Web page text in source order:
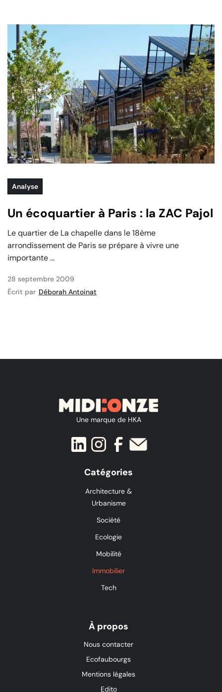
Analyse
Un écoquartier à Paris : la ZAC Pajol
Le quartier de La chapelle dans le 18ème
arrondissement de Paris se prépare à vivre une
importante ...
28 septembre 2009
Écrit par Déborah Antoinat
Une marque de HKA
Catégories
Architecture &
Urbanisme
Société
Ecologie
Mobilité
Immobilier
Tech
À propos
Nous contacter
Ecofaubourgs
Mentions légales
Edito